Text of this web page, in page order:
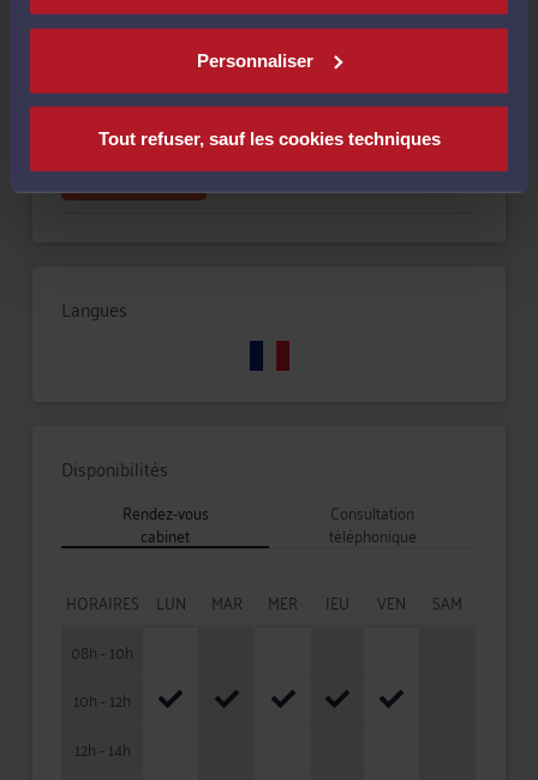
Personnaliser
Tout refuser, sauf les cookies techniques
Construction
Réparation du préjudice corporel
Droit du travail
Langues
Disponibilités
Rendez-vous
cabinet
Consultation
téléphonique
HORAIRES LUN MAR MER JEU VEN
SAM
08h - 10h
10h - 12h
12h - 14h